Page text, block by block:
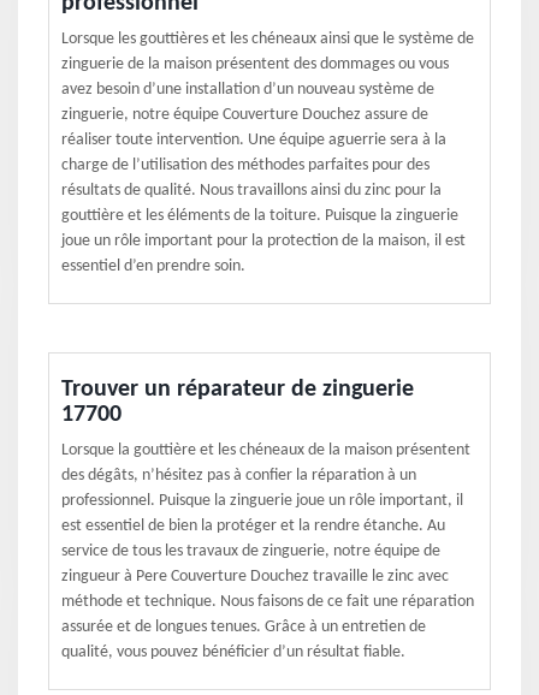
Lorsque les gouttières et les chéneaux ainsi que le système de
zinguerie de la maison présentent des dommages ou vous
avez besoin d’une installation d’un nouveau système de
zinguerie, notre équipe Couverture Douchez assure de
réaliser toute intervention. Une équipe aguerrie sera à la
charge de l’utilisation des méthodes parfaites pour des
résultats de qualité. Nous travaillons ainsi du zinc pour la
gouttière et les éléments de la toiture. Puisque la zinguerie
joue un rôle important pour la protection de la maison, il est
essentiel d’en prendre soin.
Trouver un réparateur de zinguerie
17700
Lorsque la gouttière et les chéneaux de la maison présentent
des dégâts, n’hésitez pas à confier la réparation à un
professionnel. Puisque la zinguerie joue un rôle important, il
est essentiel de bien la protéger et la rendre étanche. Au
service de tous les travaux de zinguerie, notre équipe de
zingueur à Pere Couverture Douchez travaille le zinc avec
méthode et technique. Nous faisons de ce fait une réparation
assurée et de longues tenues. Grâce à un entretien de
qualité, vous pouvez bénéficier d’un résultat fiable.